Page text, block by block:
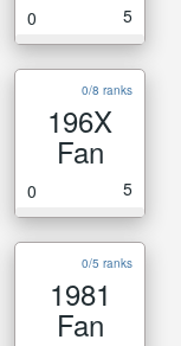
0 5
0/8 ranks
196X
Fan
0 5
0/5 ranks
1981
Fan